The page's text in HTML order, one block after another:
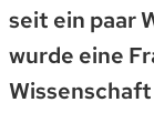
seit ein paar
wurde eine